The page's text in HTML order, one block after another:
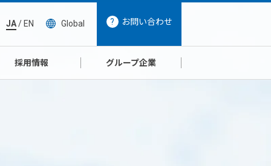
JA/ EN Global お問い合わせ
採用情報 グループ企業